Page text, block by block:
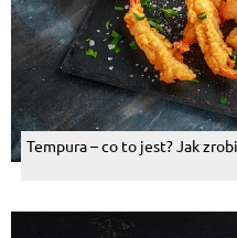
Tempura – co to jest? Jak